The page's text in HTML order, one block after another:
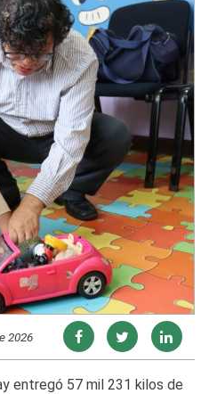
2026
entregó 57 mil 231 kilos de